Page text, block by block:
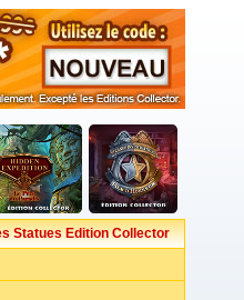
Statues Edition Collector